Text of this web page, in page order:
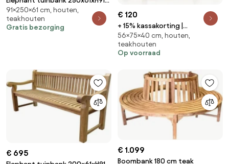
cm teak
91×250×61 cm, houten,
teakhouten
Gratis bezorging
€ 120
+ 15% kassakorting |
Kindertuinbank Kees Smit |
Teakhout | 1 persoon | Tuinbank
Natural Teak | 75cm | Kees Smit
56×75×40 cm, houten,
teakhouten
Op voorraad
€ 695 € 1.099
Boombank 180 cm teak